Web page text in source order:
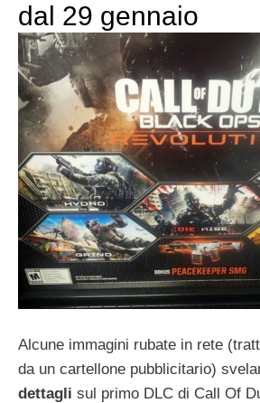
dal 29 gennaio
Alcune immagini rubate in rete
da un cartellone pubblicitario)
dettagli sul primo DLC di Call Of